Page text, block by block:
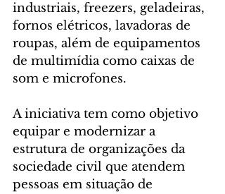
industriais, freezers, geladeiras,
fornos elétricos, lavadoras de
roupas, além de equipamentos
de multimídia como caixas de
som e microfones.
A iniciativa tem como objetivo
equipar e modernizar a
estrutura de organizações da
sociedade civil que atendem
pessoas em situação de